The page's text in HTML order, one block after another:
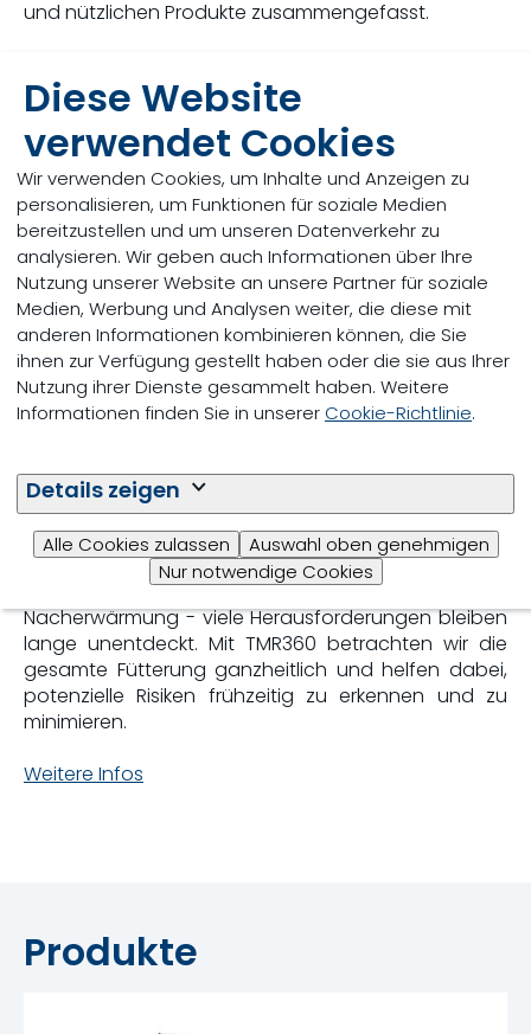
Diese Website
verwendet Cookies
Wir verwenden Cookies, um Inhalte und Anzeigen zu
personalisieren, um Funktionen für soziale Medien
bereitzustellen und um unseren Datenverkehr zu
analysieren. Wir geben auch Informationen über Ihre
Nutzung unserer Website an unsere Partner für soziale
Medien, Werbung und Analysen weiter, die diese mit
anderen Informationen kombinieren können, die Sie
ihnen zur Verfügung gestellt haben oder die sie aus Ihrer
Nutzung ihrer Dienste gesammelt haben. Weitere
Informationen finden Sie in unserer Cookie-Richtlinie.
Details zeigen
Alle Cookies zulassen
Auswahl oben genehmigen
Nur notwendige Cookies
und nützlichen Produkte zusammengefasst.
TMR360: Das Konzept für
eine sichere TMR
Versteckte Risiken in der TMR erkennen-
Schimmelpilze, Hefen, Mykotoxine oder
Nacherwärmung - viele Herausforderungen bleiben
lange unentdeckt. Mit TMR360 betrachten wir die
gesamte Fütterung ganzheitlich und helfen dabei,
potenzielle Risiken frühzeitig zu erkennen und zu
minimieren.
Weitere Infos
Produkte